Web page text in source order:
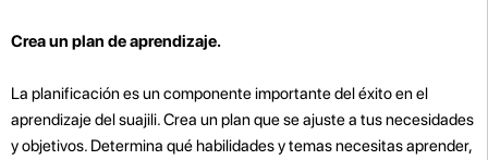
Crea un plan de aprendizaje.
La planificación es un componente importante del éxito en el
aprendizaje del suajili. Crea un plan que se ajuste a tus necesidades
y objetivos. Determina qué habilidades y temas necesitas aprender,